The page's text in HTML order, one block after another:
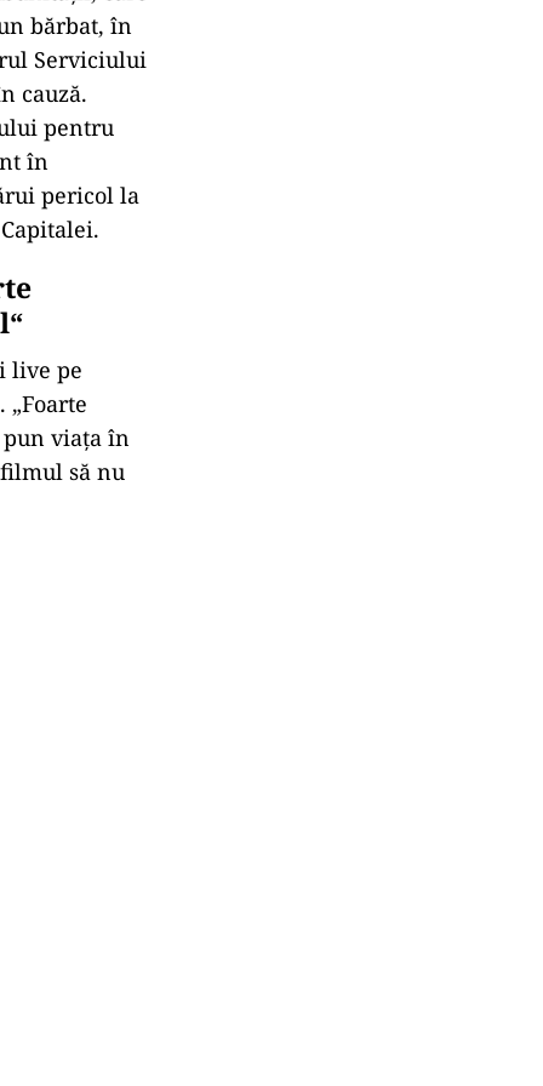
bărbat, în
Serviciului
cauză.
pentru
în
pericol la
live pe
pun viața în
să nu